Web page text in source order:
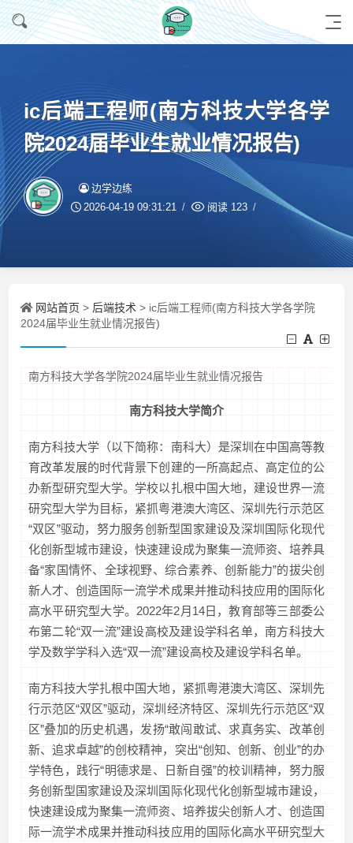
ic后端工程师(南方科技大学各学
院2024届毕业生就业情况报告)
边学边练
2026-04-19 09:31:21 阅读 123
网站首页 > 后端技术 > ic后端工程师(南方科技大学各学院
2024届毕业生就业情况报告)
南方科技大学各学院2024届毕业生就业情况报告
南方科技大学简介
南方科技大学（以下简称：南科大）是深圳在中国高等教
育改革发展的时代背景下创建的一所高起点、高定位的公
办新型研究型大学。学校以扎根中国大地，建设世界一流
研究型大学为目标，紧抓粤港澳大湾区、深圳先行示范区
“双区”驱动，努力服务创新型国家建设及深圳国际化现代
化创新型城市建设，快速建设成为聚集一流师资、培养具
备“家国情怀、全球视野、综合素养、创新能力”的拔尖创
新人才、创造国际一流学术成果并推动科技应用的国际化
高水平研究型大学。2022年2月14日，教育部等三部委公
布第二轮“双一流”建设高校及建设学科名单，南方科技大
学及数学学科入选“双一流”建设高校及建设学科名单。
南方科技大学扎根中国大地，紧抓粤港澳大湾区、深圳先
行示范区“双区”驱动，深圳经济特区、深圳先行示范区“双
区”叠加的历史机遇，发扬“敢闯敢试、求真务实、改革创
新、追求卓越”的创校精神，突出“创知、创新、创业”的办
学特色，践行“明德求是、日新自强”的校训精神，努力服
务创新型国家建设及深圳国际化现代化创新型城市建设，
快速建设成为聚集一流师资、培养拔尖创新人才、创造国
际一流学术成果并推动科技应用的国际化高水平研究型大